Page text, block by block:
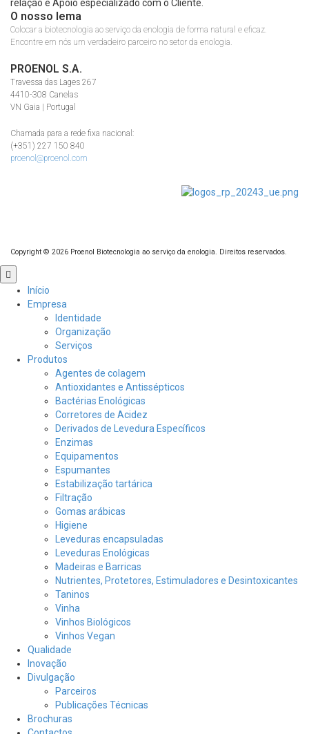
relação e Apoio especializado com o Cliente.
O nosso lema
Colocar a biotecnologia ao serviço da enologia de forma natural e eficaz.
Encontre em nós um verdadeiro parceiro no setor da enologia.
PROENOL S.A.
Travessa das Lages 267
4410-308 Canelas
VN Gaia | Portugal
Chamada para a rede fixa nacional:
(+351) 227 150 840
proenol@proenol.com
Copyright © 2026 Proenol Biotecnologia ao serviço da enologia. Direitos reservados.
Role
para
cima
Início
Empresa
Identidade
Organização
Serviços
Produtos
Agentes de colagem
Antioxidantes e Antissépticos
Bactérias Enológicas
Corretores de Acidez
Derivados de Levedura Específicos
Enzimas
Equipamentos
Espumantes
Estabilização tartárica
Filtração
Gomas arábicas
Higiene
Leveduras encapsuladas
Leveduras Enológicas
Madeiras e Barricas
Nutrientes, Protetores, Estimuladores e Desintoxicantes
Taninos
Vinha
Vinhos Biológicos
Vinhos Vegan
Qualidade
Inovação
Divulgação
Parceiros
Publicações Técnicas
Brochuras